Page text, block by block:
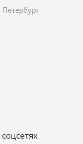
Петербург